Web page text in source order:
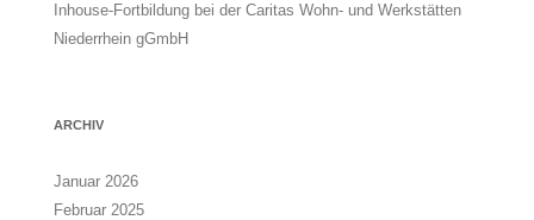
Inhouse-Fortbildung bei der Caritas Wohn- und Werkstätten
Niederrhein gGmbH
ARCHIV
Januar 2026
Februar 2025